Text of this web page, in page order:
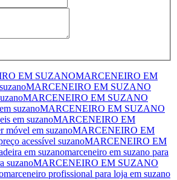
EM SUZANOMARCENEIRO EM
MARCENEIRO EM SUZANO
MARCENEIRO EM SUZANO
suzanoMARCENEIRO EM SUZANO
em suzanoMARCENEIRO EM
móvel em suzanoMARCENEIRO EM
acessível suzanoMARCENEIRO EM
em suzanomarceneiro em suzano para
suzanoMARCENEIRO EM SUZANO
marceneiro profissional para loja em suzano